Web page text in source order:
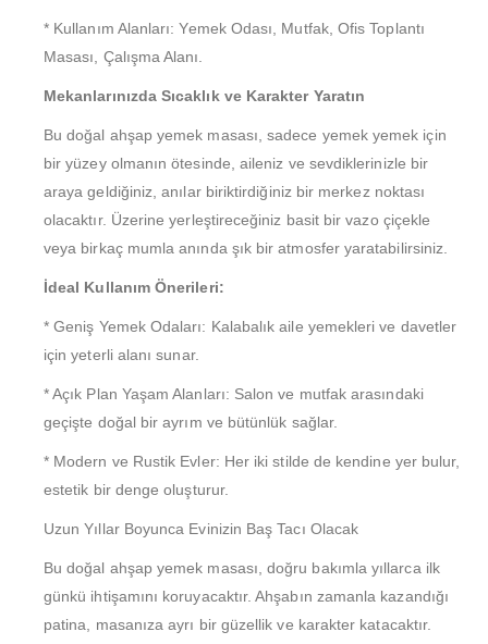
* Kullanım Alanları: Yemek Odası, Mutfak, Ofis Toplantı
Masası, Çalışma Alanı.
Mekanlarınızda Sıcaklık ve Karakter Yaratın
Bu doğal ahşap yemek masası, sadece yemek yemek için
bir yüzey olmanın ötesinde, aileniz ve sevdiklerinizle bir
araya geldiğiniz, anılar biriktirdiğiniz bir merkez noktası
olacaktır. Üzerine yerleştireceğiniz basit bir vazo çiçekle
veya birkaç mumla anında şık bir atmosfer yaratabilirsiniz.
İdeal Kullanım Önerileri:
* Geniş Yemek Odaları: Kalabalık aile yemekleri ve davetler
için yeterli alanı sunar.
* Açık Plan Yaşam Alanları: Salon ve mutfak arasındaki
geçişte doğal bir ayrım ve bütünlük sağlar.
* Modern ve Rustik Evler: Her iki stilde de kendine yer bulur,
estetik bir denge oluşturur.
Uzun Yıllar Boyunca Evinizin Baş Tacı Olacak
Bu doğal ahşap yemek masası, doğru bakımla yıllarca ilk
günkü ihtişamını koruyacaktır. Ahşabın zamanla kazandığı
patina, masanıza ayrı bir güzellik ve karakter katacaktır.